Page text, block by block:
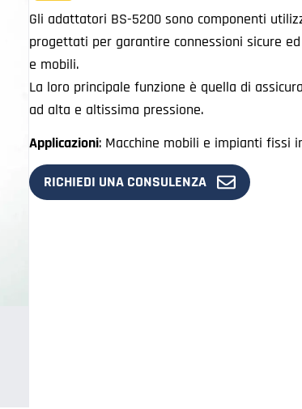
Gli adattatori BS-5200 sono componenti
progettati per garantire connessioni sicure
e mobili.
La loro principale funzione è quella di
ad alta e altissima pressione.
Applicazioni: Macchine mobili e impianti fissi
RICHIEDI UNA CONSULENZA